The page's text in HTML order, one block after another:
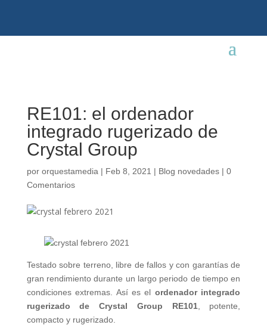
RE101: el ordenador
integrado rugerizado de
Crystal Group
por orquestamedia | Feb 8, 2021 | Blog novedades| 0
Comentarios
Testado sobre terreno, libre de fallos y con garantías de
gran rendimiento durante un largo periodo de tiempo en
condiciones extremas. Así es el ordenador integrado
rugerizado de Crystal Group RE101, potente,
compacto y rugerizado.